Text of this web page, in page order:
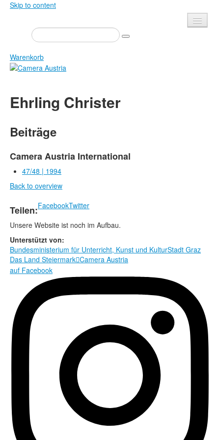
Skip to content
Presse
Veranstaltungen
Newsletter
Über uns
Shop
Datenschutz
Mediadaten
Warenkorb
Zeitschrift
Bücher
Edition
Bibliothek
Camera Austria Preis
Fotoarchiv Pierre Bourdieu
Rechtliche Informationen
Ehrling Christer
Beiträge
Camera Austria International
47/48 | 1994
Back to overview
Teilen:FacebookTwitter
Unsere Website ist noch im Aufbau.
Unterstützt von:
Bundesministerium für Unterricht, Kunst und KulturStadt Graz
Das Land SteiermarkCamera Austria
auf Facebook